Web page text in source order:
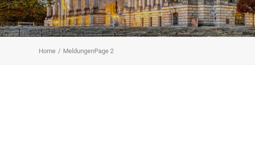
Home MeldungenPage 2